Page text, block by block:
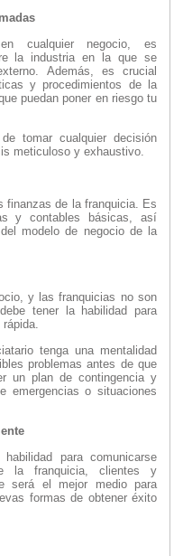
cualquier negocio, es
la industria en la que se
Además, es crucial
y procedimientos de la
puedan poner en riesgo tu
tomar cualquier decisión
meticuloso y exhaustivo.
finanzas de la franquicia. Es
y contables básicas, así
modelo de negocio de la
y las franquicias no son
tener la habilidad para
tenga una mentalidad
problemas antes de que
un plan de contingencia y
emergencias o situaciones
para comunicarse
la franquicia, clientes y
será el mejor medio para
formas de obtener éxito